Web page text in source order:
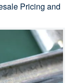
Pricing and